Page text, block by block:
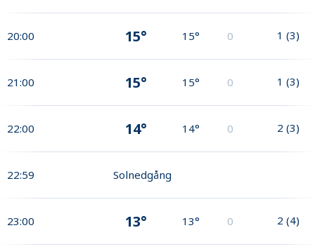
20:00 15° 15° 0 1 (3)
21:00 15° 15° 0 1 (3)
22:00 14° 14° 0 2 (3)
22:59 Solnedgång
23:00 13° 13° 0 2 (4)